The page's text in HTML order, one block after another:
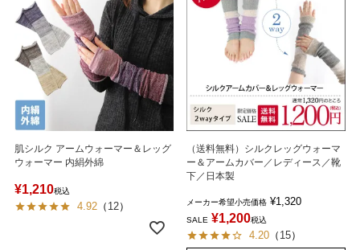
肌シルク アームウォーマー＆レッグ
ウォーマー 内絹外綿
¥1,210税込
4.92 （ 12）
（送料無料）シルクレッグウォーマ
ー＆アームカバー／レディース／靴
下／日本製
メーカー希望小売価格 ¥1,320
SALE ¥1,200税込
4.20 （ 15）